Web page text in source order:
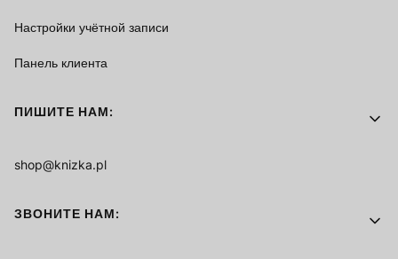
Настройки учётной записи
Панель клиента
ПИШИТЕ НАМ:
shop@knizka.pl
ЗВОНИТЕ НАМ: